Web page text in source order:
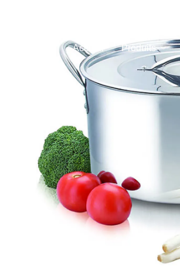
Accueil Produits